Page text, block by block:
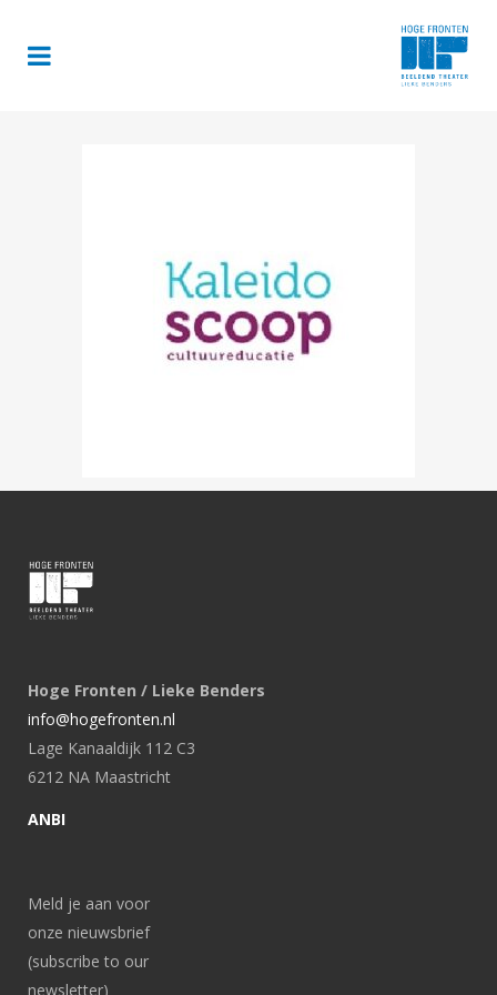
Hoge Fronten / Lieke Benders
info@hogefronten.nl
Lage Kanaaldijk 112 C3
6212 NA Maastricht
ANBI
Meld je aan voor
onze nieuwsbrief
(subscribe to our
newsletter)